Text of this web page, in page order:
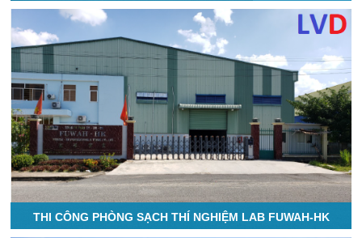
THI CÔNG PHÒNG SẠCH THÍ NGHIỆM LAB FUWAH-HK